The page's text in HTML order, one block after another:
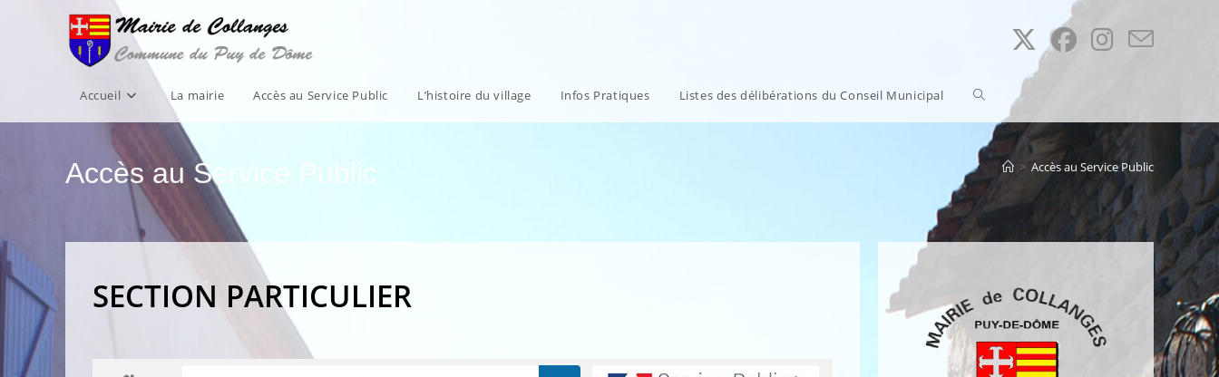
Accueil La mairie Accès au Service Public L’histoire du village Infos Pratiques Listes des délibérations du Conseil Municipal Toggle
website
search
Accès au Service Public > Accès au Service Public
SECTION PARTICULIER